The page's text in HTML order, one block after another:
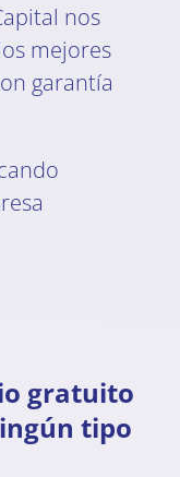
nos
mejores
garantía
gratuito
tipo